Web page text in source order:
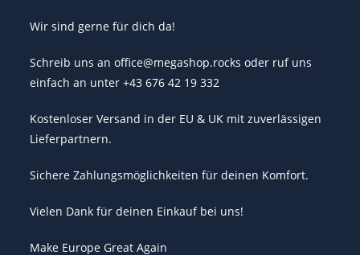
Wir sind gerne für dich da!
Schreib uns an office@megashop.rocks oder ruf uns
einfach an unter +43 676 42 19 332
Kostenloser Versand in der EU & UK mit zuverlässigen
Lieferpartnern.
Sichere Zahlungsmöglichkeiten für deinen Komfort.
Vielen Dank für deinen Einkauf bei uns!
Make Europe Great Again